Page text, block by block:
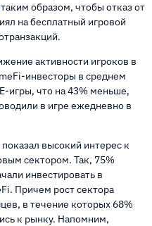
таким образом, чтобы отказ от
на бесплатный игровой
активности игроков в
инвесторы в среднем
игры, что на 43% меньше,
в игре ежедневно в
высокий интерес к
сектором. Так, 75%
инвестировать в
Причем рост сектора
в течение которых 68%
к рынку. Напомним,